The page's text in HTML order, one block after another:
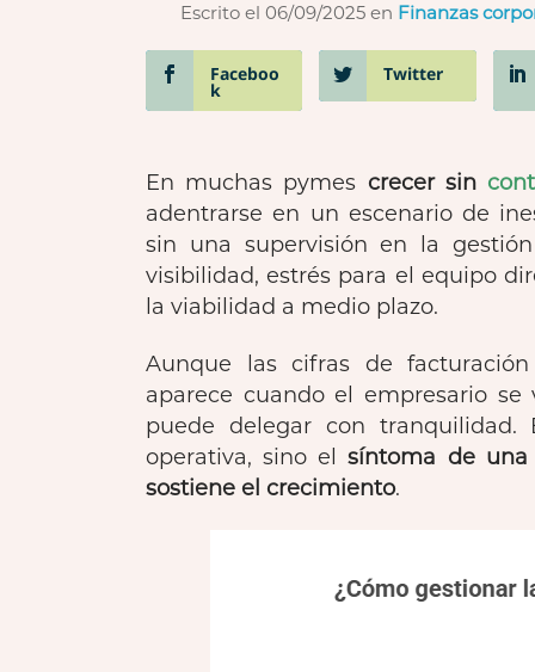
Escrito el 06/09/2025en Finanzas
Faceboo
k
Twitter
En muchas pymes crecer sin
adentrarse en un escenario de
sin una supervisión en la
visibilidad, estrés para el equipo
la viabilidad a medio plazo.
Aunque las cifras de
aparece cuando el empresario
puede delegar con
operativa, sino elsíntoma de
sostiene el crecimiento.